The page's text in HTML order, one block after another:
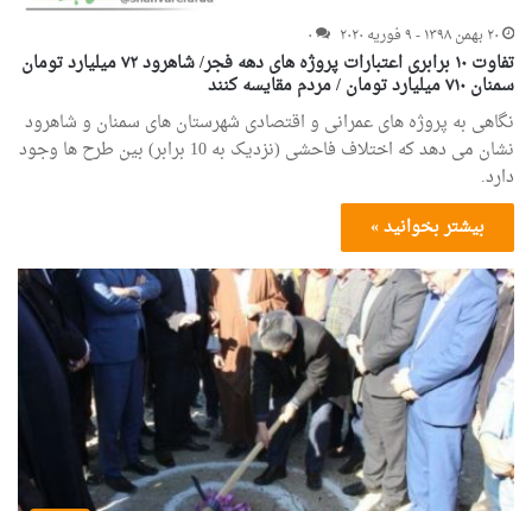
۲۰ بهمن ۱۳۹۸ - ۹ فوریه ۲۰۲۰
۰
تفاوت ۱۰ برابری اعتبارات پروژه های دهه فجر/ شاهرود ۷۲ میلیارد تومان
سمنان ۷۱۰ میلیارد تومان / مردم مقایسه کنند
نگاهی به پروژه های عمرانی و اقتصادی شهرستان های سمنان و شاهرود
نشان می دهد که اختلاف فاحشی (نزدیک به 10 برابر) بین طرح ها وجود
دارد.
بیشتر بخوانید »